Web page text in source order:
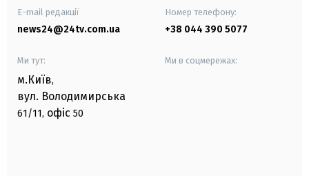
E-mail редакції
news24@24tv.com.ua
Номер телефону:
+38 044 390 5077
Ми тут:
м.Київ,
вул. Володимирська
61/11, офіс 50
Ми в соцмережах: